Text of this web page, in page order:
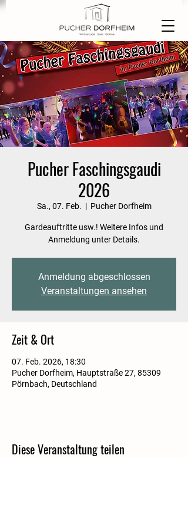
Pucher Faschingsgaudi
2026
Sa., 07. Feb.
  |
Pucher Dorfheim
Gardeauftritte usw.! Weitere Infos und
Anmeldung unter Details.
Anmeldung abgeschlossen
Veranstaltungen ansehen
Zeit & Ort
07. Feb. 2026, 18:30
Pucher Dorfheim, Hauptstraße 27, 85309
Pörnbach, Deutschland
Diese Veranstaltung teilen